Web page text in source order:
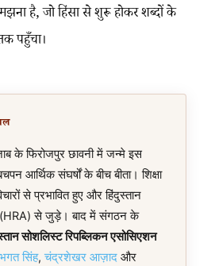
है, जो हिंसा से शुरू होकर शब्दों के
पहुँचा।
के फिरोजपुर छावनी में जन्मे इस
आर्थिक संघर्षों के बीच बीता। शिक्षा
से प्रभावित हुए और हिंदुस्तान
(HRA) से जुड़े। बाद में संगठन के
सोशलिस्ट रिपब्लिकन एसोसिएशन
भगत सिंह,चंद्रशेखर आज़ाद और